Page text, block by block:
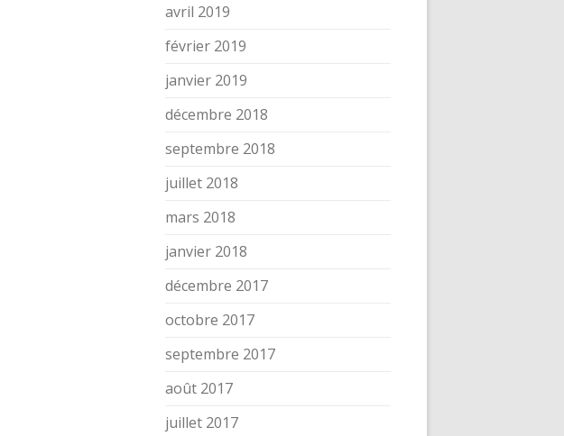
avril 2019
février 2019
janvier 2019
décembre 2018
septembre 2018
juillet 2018
mars 2018
janvier 2018
décembre 2017
octobre 2017
septembre 2017
août 2017
juillet 2017